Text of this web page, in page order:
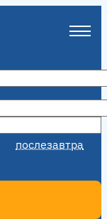
послезавтра